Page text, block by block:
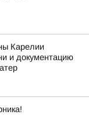
Карелии
и документацию